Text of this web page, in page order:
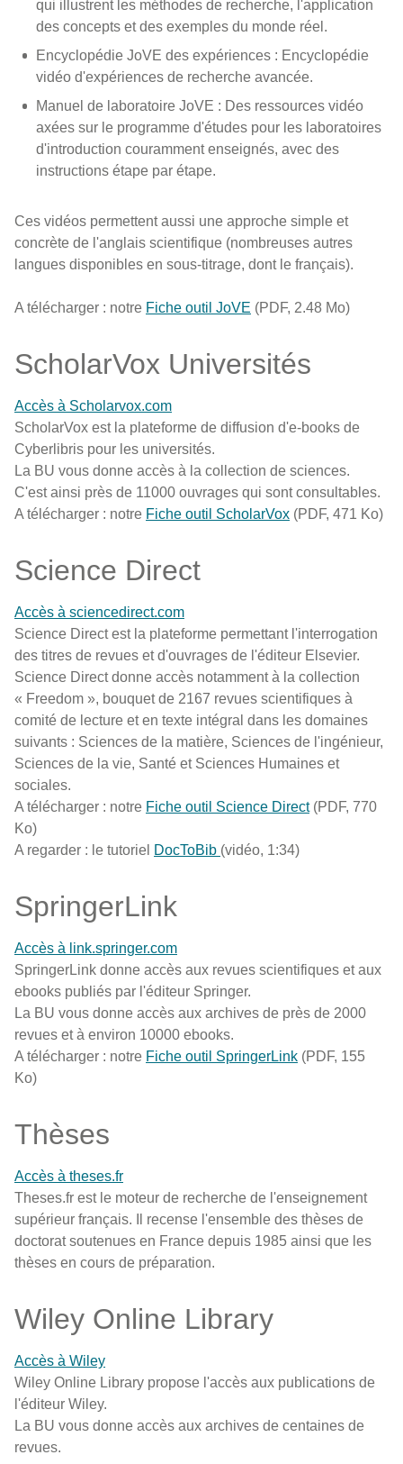
qui illustrent les méthodes de recherche, l'application
des concepts et des exemples du monde réel.
Encyclopédie JoVE des expériences : Encyclopédie
vidéo d'expériences de recherche avancée.
Manuel de laboratoire JoVE : Des ressources vidéo
axées sur le programme d'études pour les laboratoires
d'introduction couramment enseignés, avec des
instructions étape par étape.
Ces vidéos permettent aussi une approche simple et
concrète de l'anglais scientifique (nombreuses autres
langues disponibles en sous-titrage, dont le français).
A télécharger : notre Fiche outil JoVE (PDF, 2.48 Mo)
ScholarVox Universités
Accès à Scholarvox.com
ScholarVox est la plateforme de diffusion d'e-books de
Cyberlibris pour les universités.
La BU vous donne accès à la collection de sciences.
C'est ainsi près de 11000 ouvrages qui sont consultables.
A télécharger : notre Fiche outil ScholarVox (PDF, 471 Ko)
Science Direct
Accès à sciencedirect.com
Science Direct est la plateforme permettant l'interrogation
des titres de revues et d'ouvrages de l'éditeur Elsevier.
Science Direct donne accès notamment à la collection
« Freedom », bouquet de 2167 revues scientifiques à
comité de lecture et en texte intégral dans les domaines
suivants : Sciences de la matière, Sciences de l'ingénieur,
Sciences de la vie, Santé et Sciences Humaines et
sociales.
A télécharger : notre Fiche outil Science Direct(PDF, 770
Ko)
A regarder : le tutoriel DocToBib (vidéo, 1:34)
SpringerLink
Accès à link.springer.com
SpringerLink donne accès aux revues scientifiques et aux
ebooks publiés par l'éditeur Springer.
La BU vous donne accès aux archives de près de 2000
revues et à environ 10000 ebooks.
A télécharger : notre Fiche outil SpringerLink (PDF, 155
Ko)
Thèses
Accès à theses.fr
Theses.fr est le moteur de recherche de l'enseignement
supérieur français. Il recense l'ensemble des thèses de
doctorat soutenues en France depuis 1985 ainsi que les
thèses en cours de préparation.
Wiley Online Library
Accès à Wiley
Wiley Online Library propose l'accès aux publications de
l'éditeur Wiley.
La BU vous donne accès aux archives de centaines de
revues.